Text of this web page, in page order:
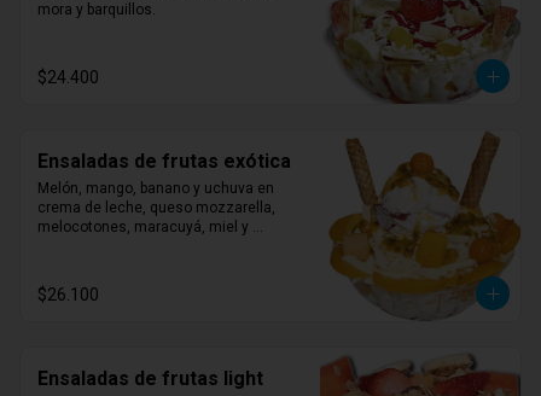
mora y barquillos.
$24.400
Ensaladas de frutas exótica
Melón, mango, banano y uchuva en
crema de leche, queso mozzarella,
melocotones, maracuyá, miel y
$26.100
Ensaladas de frutas light